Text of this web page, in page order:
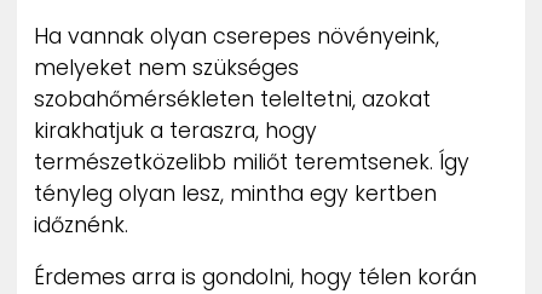
Ha vannak olyan cserepes növényeink,
melyeket nem szükséges
szobahőmérsékleten teleltetni, azokat
kirakhatjuk a teraszra, hogy
természetközelibb miliőt teremtsenek. Így
tényleg olyan lesz, mintha egy kertben
időznénk.
Érdemes arra is gondolni, hogy télen korán